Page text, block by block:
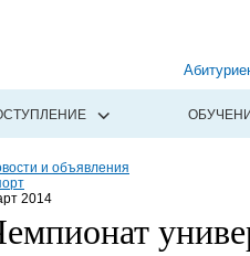
и объявления
2014